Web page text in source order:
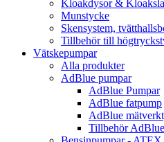
Kloakdysor &
Munstycke
Skensystem,
Tillbehör till
Vätskepumpar
Alla produkter
AdBlue pumpar
AdBlue Pumpar
AdBlue fatpump
AdBlue
Tillbehör